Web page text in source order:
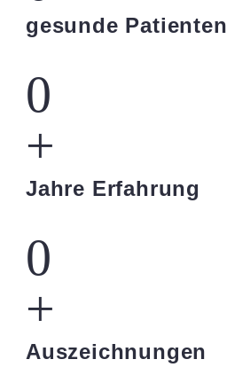
gesunde Patienten
0
+
Jahre Erfahrung
0
+
Auszeichnungen